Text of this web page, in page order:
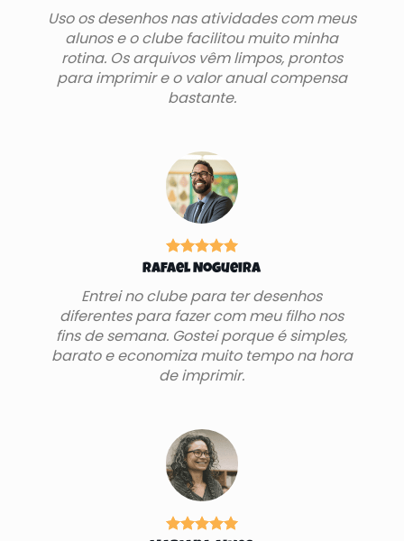
Uso os desenhos nas atividades com meus
alunos e o clube facilitou muito minha
rotina. Os arquivos vêm limpos, prontos
para imprimir e o valor anual compensa
bastante.
Rafael Nogueira
Entrei no clube para ter desenhos
diferentes para fazer com meu filho nos
fins de semana. Gostei porque é simples,
barato e economiza muito tempo na hora
de imprimir.